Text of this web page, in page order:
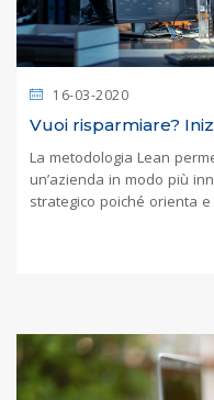
16-03-2020
Vuoi risparmiare?
La metodologia Lean
un’azienda in modo più
strategico poiché orienta e